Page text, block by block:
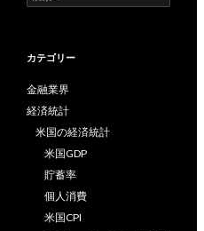
索:
カテゴリー
金融業界
経済統計
米国の経済統計
米国GDP
貯蓄率
個人消費
米国CPI